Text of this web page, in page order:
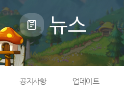
캐시샵 공지
메이플 알림판
with maple
뉴스
공지사항 업데이트